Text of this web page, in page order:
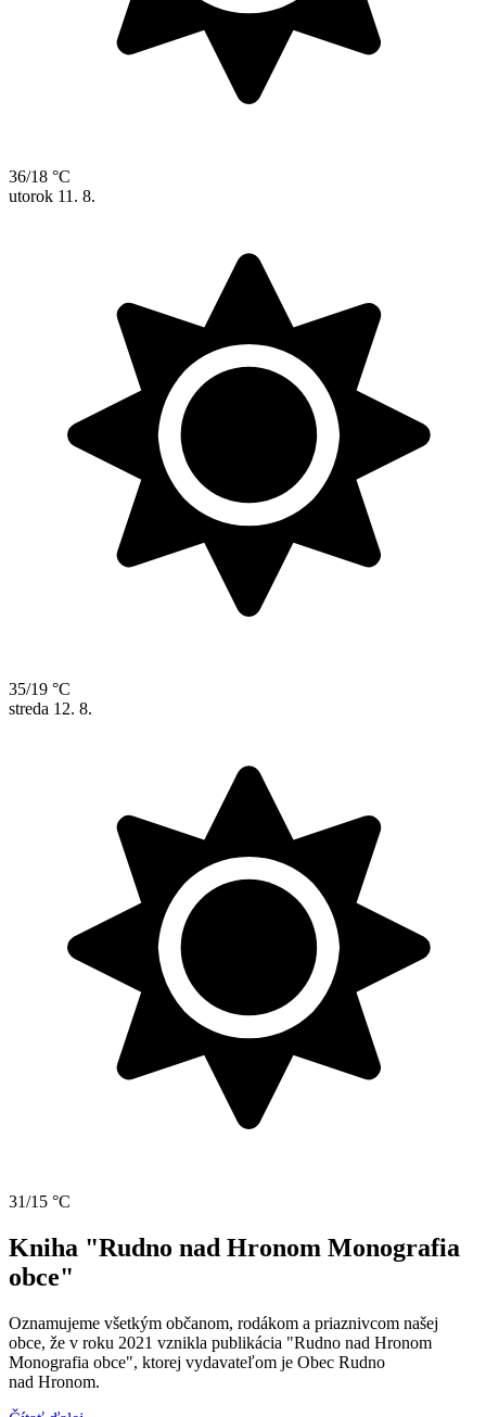
36/18 °C
utorok 11. 8.
35/19 °C
streda 12. 8.
31/15 °C
Kniha "Rudno nad Hronom Monografia
obce"
Oznamujeme všetkým občanom, rodákom a priaznivcom našej
obce, že v roku 2021 vznikla publikácia "Rudno nad Hronom
Monografia obce", ktorej vydavateľom je Obec Rudno
nad Hronom.